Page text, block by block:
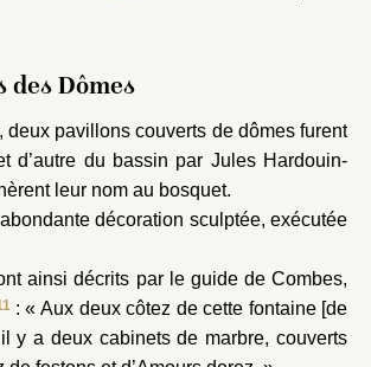
des Dômes
deux pavillons couverts de dômes furent
d’autre du bassin par Jules Hardouin-
leur nom au bosquet.
abondante décoration sculptée, exécutée
ainsi décrits par le guide de Combes,
: « Aux deux côtez de cette fontaine [de
y a deux cabinets de marbre, couverts